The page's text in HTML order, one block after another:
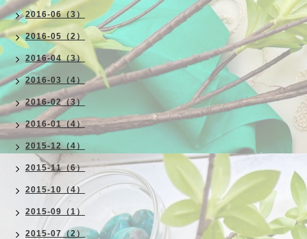
2016-06（3）
2016-05（2）
2016-04（3）
2016-03（4）
2016-02（3）
2016-01（4）
2015-12（4）
2015-11（6）
2015-10（4）
2015-09（1）
2015-07（2）